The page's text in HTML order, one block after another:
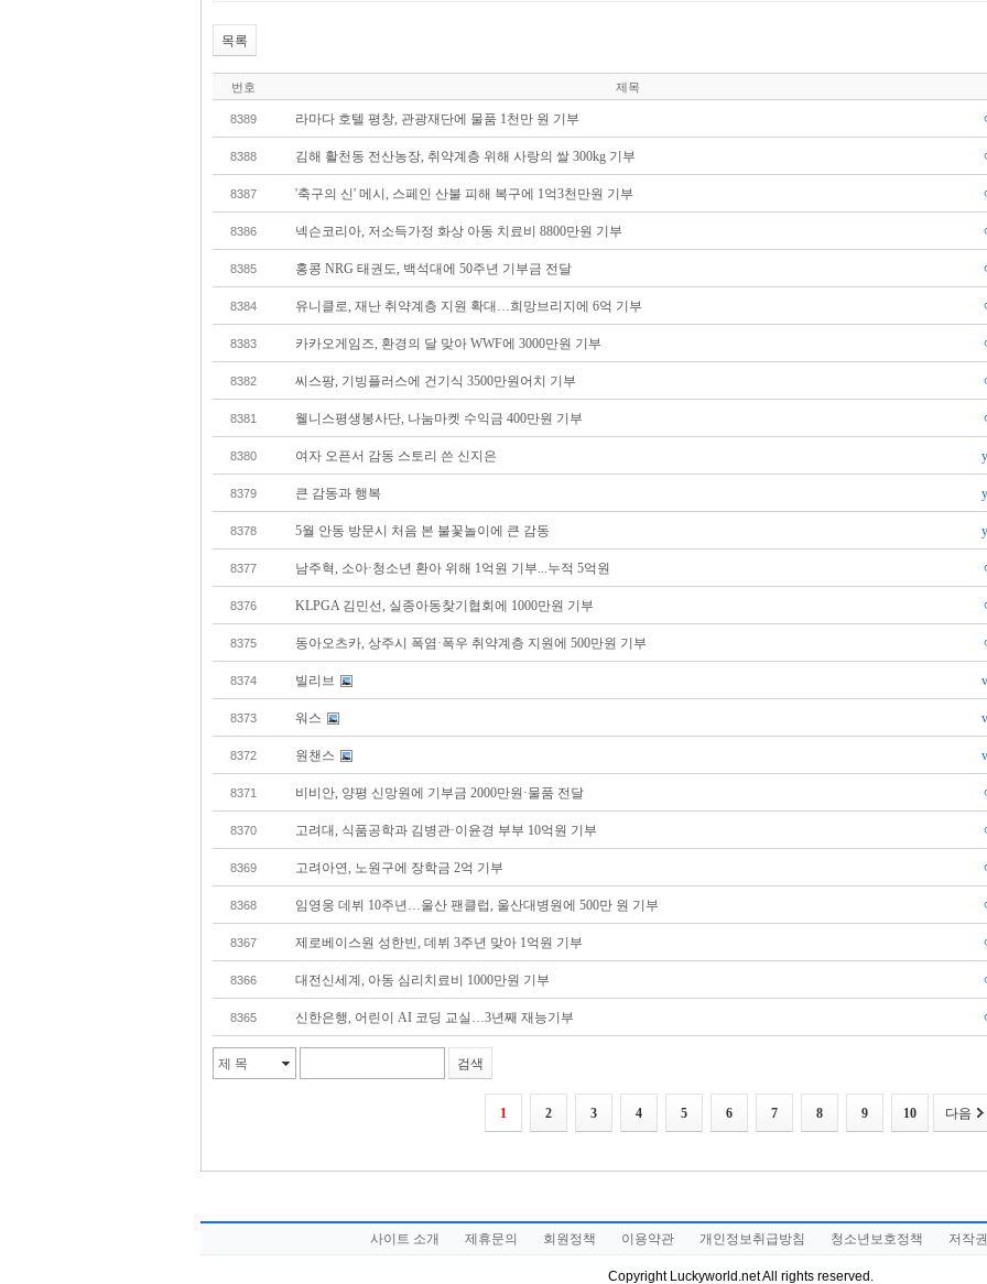
TOP UP BOT
목록
번호 제목
8389 라마다 호텔 평창, 관광재단에 물품 1천만 원 기부
8388 김해 활천동 전산농장, 취약계층 위해 사랑의 쌀 300kg 기부
8387 '축구의 신' 메시, 스페인 산불 피해 복구에 1억3천만원 기부
8386 넥슨코리아, 저소득가정 화상 아동 치료비 8800만원 기부
8385 홍콩 NRG 태권도, 백석대에 50주년 기부금 전달
8384 유니클로, 재난 취약계층 지원 확대…희망브리지에 6억 기부
8383 카카오게임즈, 환경의 달 맞아 WWF에 3000만원 기부
8382 씨스팡, 기빙플러스에 건기식 3500만원어치 기부
8381 웰니스평생봉사단, 나눔마켓 수익금 400만원 기부
8380 여자 오픈서 감동 스토리 쓴 신지은
8379 큰 감동과 행복
8378 5월 안동 방문시 처음 본 불꽃놀이에 큰 감동
8377 남주혁, 소아·청소년 환아 위해 1억원 기부...누적 5억원
8376 KLPGA 김민선, 실종아동찾기협회에 1000만원 기부
8375 동아오츠카, 상주시 폭염·폭우 취약계층 지원에 500만원 기부
8374 빌리브
8373 워스
8372 원챈스
8371 비비안, 양평 신망원에 기부금 2000만원·물품 전달
8370 고려대, 식품공학과 김병관·이윤경 부부 10억원 기부
8369 고려아연, 노원구에 장학금 2억 기부
8368 임영웅 데뷔 10주년…울산 팬클럽, 울산대병원에 500만 원 기부
8367 제로베이스원 성한빈, 데뷔 3주년 맞아 1억원 기부
8366 대전신세계, 아동 심리치료비 1000만원 기부
8365 신한은행, 어린이 AI 코딩 교실…3년째 재능기부
제 목 검색
1 2 3 4 5 6 7 8 9 10 다음
사이트 소개 제휴문의 회원정책 이용약관 개인정보취급방침 청소년보호정책 저작
Copyright Luckyworld.net All rights reserved.